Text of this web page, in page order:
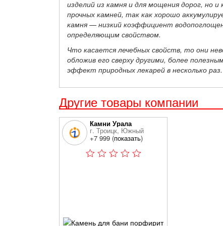
изделий из камня и для мощения дорог, но
прочных камней, так как хорошо
камня — низкий коэффициент
определяющим свойством.
Что касается лечебных свойств, то они
обложив его сверху другими, более
эффект природных лекарей в несколько раз.
Другие товары компании
Камни Урала
г. Троицк, Южный
промышленный р-он,
Промплощадка ТДЗ №1
+7 999 (показать)